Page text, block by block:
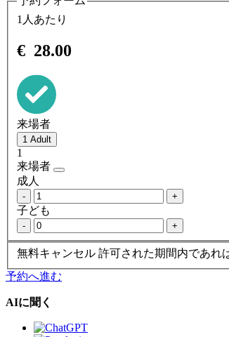
1人あたり
€ 28.00
来場者
1
来場者
成人
- +
子ども
- +
無料キャンセル 許可された期間内であれ
予約へ進む
AIに聞く